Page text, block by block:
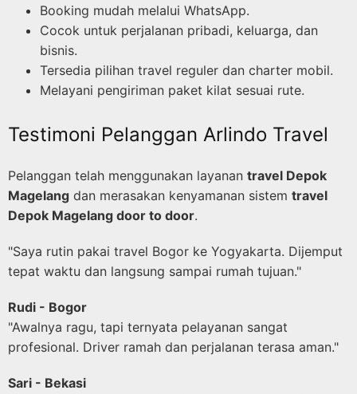
Booking mudah melalui WhatsApp.
Cocok untuk perjalanan pribadi, keluarga, dan
bisnis.
Tersedia pilihan travel reguler dan charter mobil.
Melayani pengiriman paket kilat sesuai rute.
Testimoni Pelanggan Arlindo Travel
Pelanggan telah menggunakan layanan travel Depok
Magelang dan merasakan kenyamanan sistem travel
Depok Magelang door to door.
"Saya rutin pakai travel Bogor ke Yogyakarta. Dijemput
tepat waktu dan langsung sampai rumah tujuan."
Rudi - Bogor
"Awalnya ragu, tapi ternyata pelayanan sangat
profesional. Driver ramah dan perjalanan terasa aman."
Sari - Bekasi